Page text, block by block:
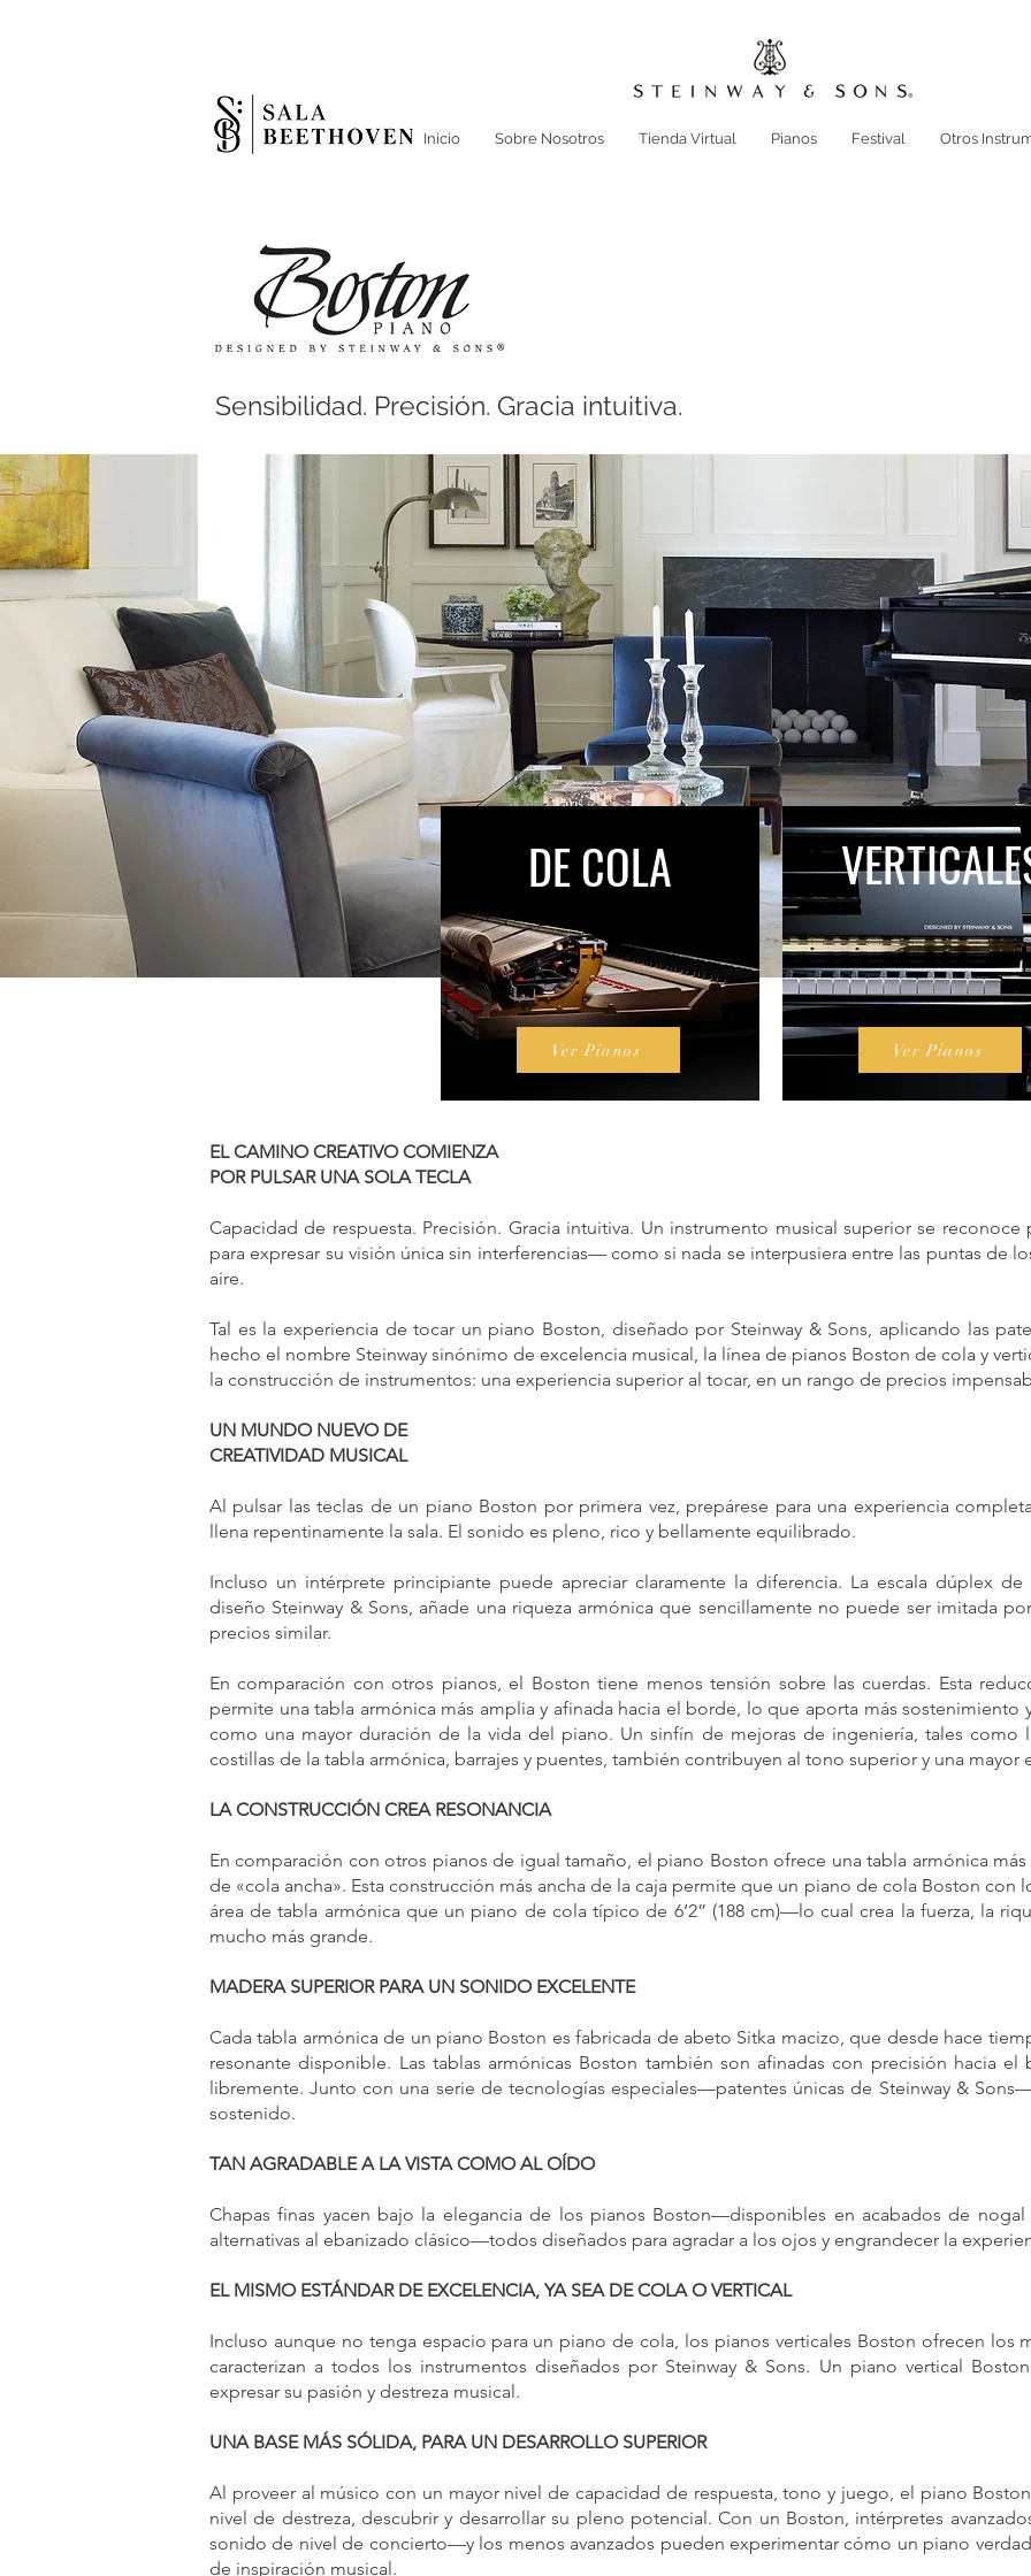
Inicio Sobre Nosotros Tienda Virtual Pianos Festival Otros
Sensibilidad. Precisión. Gracia intuitiva.
DE COLA
Ver Pianos Ver Pianos
EL CAMINO CREATIVO COMIENZA
POR PULSAR UNA SOLA TECLA
Capacidad de respuesta. Precisión. Gracia intuitiva. Un instrumento musical superior se
para expresar su visión única sin interferencias— como si nada se interpusiera entre las puntas de
aire.
Tal es la experiencia de tocar un piano Boston, diseñado por Steinway & Sons, aplicando las
hecho el nombre Steinway sinónimo de excelencia musical, la línea de pianos Boston de cola y
la construcción de instrumentos: una experiencia superior al tocar, en un rango de precios
UN MUNDO NUEVO DE
CREATIVIDAD MUSICAL
Al pulsar las teclas de un piano Boston por primera vez, prepárese para una experiencia
llena repentinamente la sala. El sonido es pleno, rico y bellamente equilibrado.
Incluso un intérprete principiante puede apreciar claramente la diferencia. La escala dúplex
diseño Steinway & Sons, añade una riqueza armónica que sencillamente no puede ser imitada
precios similar.
En comparación con otros pianos, el Boston tiene menos tensión sobre las cuerdas. Esta
permite una tabla armónica más amplia y afinada hacia el borde, lo que aporta más
como una mayor duración de la vida del piano. Un sinfín de mejoras de ingeniería, tales como
costillas de la tabla armónica, barrajes y puentes, también contribuyen al tono superior y una
LA CONSTRUCCIÓN CREA RESONANCIA
En comparación con otros pianos de igual tamaño, el piano Boston ofrece una tabla armónica
de «cola ancha». Esta construcción más ancha de la caja permite que un piano de cola Boston con
área de tabla armónica que un piano de cola típico de 6‘2” (188 cm)—lo cual crea la fuerza, la
mucho más grande.
MADERA SUPERIOR PARA UN SONIDO EXCELENTE
Cada tabla armónica de un piano Boston es fabricada de abeto Sitka macizo, que desde hace
resonante disponible. Las tablas armónicas Boston también son afinadas con precisión hacia
libremente. Junto con una serie de tecnologías especiales—patentes únicas de Steinway &
sostenido.
TAN AGRADABLE A LA VISTA COMO AL OÍDO
Chapas finas yacen bajo la elegancia de los pianos Boston—disponibles en acabados de
alternativas al ebanizado clásico—todos diseñados para agradar a los ojos y engrandecer la
EL MISMO ESTÁNDAR DE EXCELENCIA, YA SEA DE COLA O VERTICAL
Incluso aunque no tenga espacio para un piano de cola, los pianos verticales Boston ofrecen los
caracterizan a todos los instrumentos diseñados por Steinway & Sons. Un piano vertical
expresar su pasión y destreza musical.
UNA BASE MÁS SÓLIDA, PARA UN DESARROLLO SUPERIOR
Al proveer al músico con un mayor nivel de capacidad de respuesta, tono y juego, el piano
nivel de destreza, descubrir y desarrollar su pleno potencial. Con un Boston, intérpretes
sonido de nivel de concierto—y los menos avanzados pueden experimentar cómo un piano
de inspiración musical.